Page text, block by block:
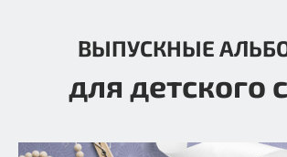
ВЫПУСКНЫЕ
для детского